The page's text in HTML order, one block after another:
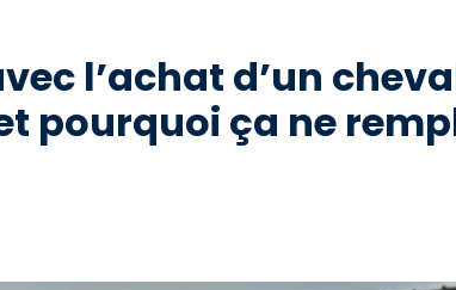
l’achat d’un
pourquoi ça ne